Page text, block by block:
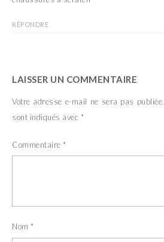
RÉPONDRE
LAISSER UN COMMENTAIRE
Votre adresse e-mail ne sera pas publiée.
sont indiqués avec *
Commentaire *
Nom *